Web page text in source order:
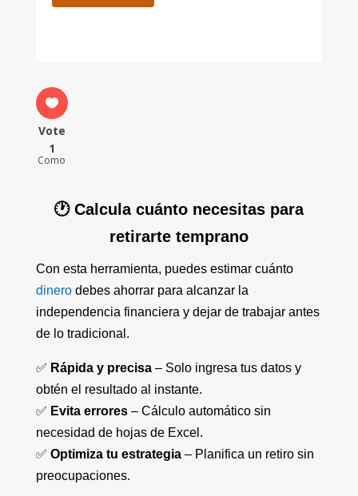
Vote
1
Como
🕐 Calcula cuánto necesitas para
retirarte temprano
Con esta herramienta, puedes estimar cuánto
dinerodebes ahorrar para alcanzar la
independencia financiera y dejar de trabajar antes
de lo tradicional.
✅ Rápida y precisa– Solo ingresa tus datos y
obtén el resultado al instante.
✅ Evita errores– Cálculo automático sin
necesidad de hojas de Excel.
✅ Optimiza tu estrategia– Planifica un retiro sin
preocupaciones.